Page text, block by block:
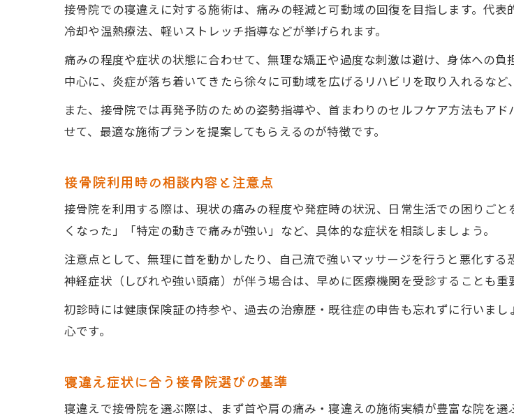
接骨院を通じて寝違え痛みを
接骨院の根本改善アプロー
寝違え痛み解消に必要な
接骨院で行う原因分析と
痛み改善のための接骨院
接骨院が提案する生活習慣
接骨院で受けられる再発
寝違え予防のための接骨院
接骨院選びで注意すべき
再発を防ぐための接骨院の
整形外科と接骨院の違いから
寝違え治療で接骨院を選
接骨院での寝違えに対する施術は、痛みの軽減と可動域の回復を目指します。代
冷却や温熱療法、軽いストレッチ指導などが挙げられます。
痛みの程度や症状の状態に合わせて、無理な矯正や過度な刺激は避け、身体への
中心に、炎症が落ち着いてきたら徐々に可動域を広げるリハビリを取り入れるなど
また、接骨院では再発予防のための姿勢指導や、首まわりのセルフケア方法もア
せて、最適な施術プランを提案してもらえるのが特徴です。
接骨院利用時の相談内容と注意点
接骨院を利用する際は、現状の痛みの程度や発症時の状況、日常生活での困りご
くなった」「特定の動きで痛みが強い」など、具体的な症状を相談しましょう。
注意点として、無理に首を動かしたり、自己流で強いマッサージを行うと悪化す
神経症状（しびれや強い頭痛）が伴う場合は、早めに医療機関を受診することも重
初診時には健康保険証の持参や、過去の治療歴・既往症の申告も忘れずに行いま
心です。
寝違え症状に合う接骨院選びの基準
寝違えで接骨院を選ぶ際は、まず首や肩の痛み・寝違えの施術実績が豊富な院を